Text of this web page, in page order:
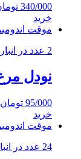
340/000
خرید
موقت اندومی
2 عدد در انبار
نودل
95/000 تومان
خرید
موقت اندومی
24 عدد در انبار